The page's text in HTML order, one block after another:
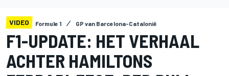
VIDEO Formule 1 GP van Barcelona-Catalonië
F1-UPDATE: HET VERHAAL
ACHTER HAMILTONS